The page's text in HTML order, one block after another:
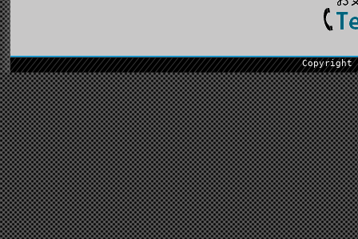
Copyright